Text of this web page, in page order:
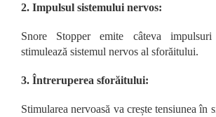
2. Impulsul sistemului nervos:
Snore Stopper emite câteva
stimulează sistemul nervos al sforăitului.
3. Întreruperea sforăitului:
Stimularea nervoasă va crește tensiunea în